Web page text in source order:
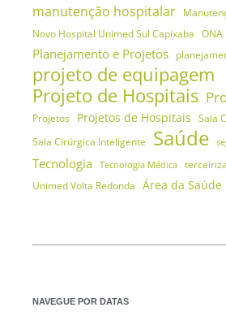
manutenção hospitalar
Novo Hospital Unimed Sul Capixaba ONA
Planejamento e Projetos
projeto de equipagem
Projeto de Hospitais
Projetos Projetos de Hospitais Sala
Sala Cirúrgica Inteligente
Saúde
Tecnologia Tecnologia Médica
Unimed Volta Redonda Área da Saúde
NAVEGUE POR DATAS